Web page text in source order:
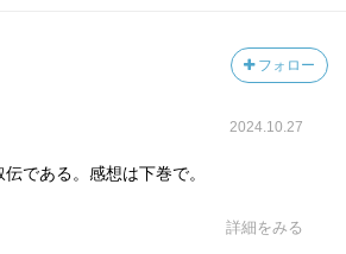
フォロー
2024.10.27
である。感想は下巻で。
詳細をみる